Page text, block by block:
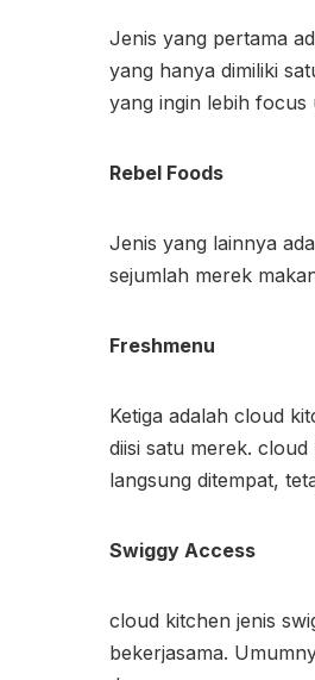
Jenis yang pertama
yang hanya dimiliki
yang ingin lebih focus
Rebel Foods
Jenis yang lainnya
sejumlah merek
Freshmenu
Ketiga adalah cloud
diisi satu merek.
langsung ditempat,
Swiggy Access
cloud kitchen jenis
bekerjasama.